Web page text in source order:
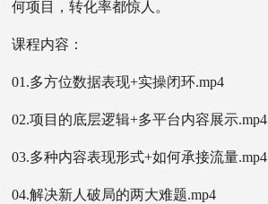
何项目，转化率都惊人。
课程内容：
01.多方位数据表现+实操闭环.mp4
02.项目的底层逻辑+多平台内容展示.mp4
03.多种内容表现形式+如何承接流量.mp4
04.解决新人破局的两大难题.mp4